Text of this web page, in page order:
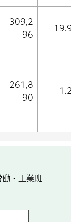
309,2
96
19.9
261,8
90
1.2
・工業班